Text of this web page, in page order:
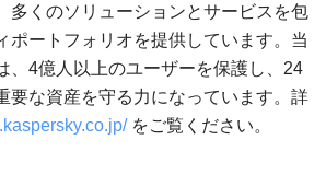
多くのソリューションとサービスを包
ポートフォリオを提供しています。当
、4億人以上のユーザーを保護し、24
要な資産を守る力になっています。詳
をご覧ください。